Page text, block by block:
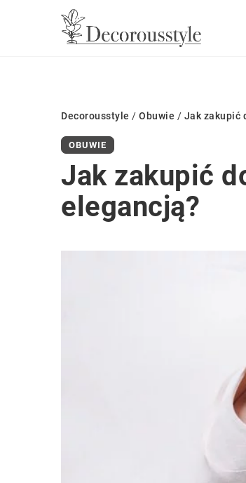
Decorousstyle / Obuwie / Jak zakupić
OBUWIE
Jak zakupić
elegancją?